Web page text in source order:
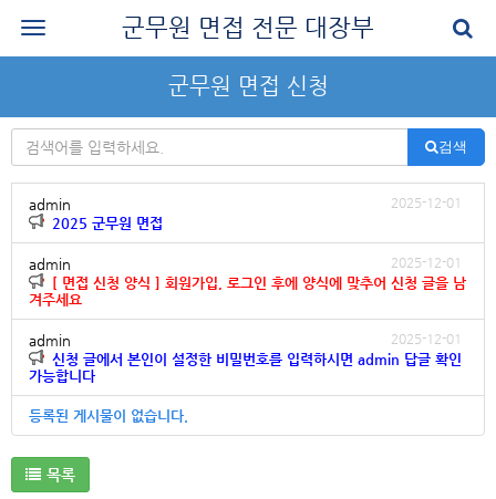
군무원 면접 전문 대장부
공지사항
나의 강의실
군무원 면접 교재
군무원 면접 후기
질문과 답변
군무원 면접 신청
마이페이지
군무원 면접 신청
검색
admin 2025-12-01
2025 군무원 면접
admin 2025-12-01
[ 면접 신청 양식 ] 회원가입, 로그인 후에 양식에 맞추어 신청 글을 남
겨주세요
admin 2025-12-01
신청 글에서 본인이 설정한 비밀번호를 입력하시면 admin 답글 확인
가능합니다
등록된 게시물이 없습니다.
목록